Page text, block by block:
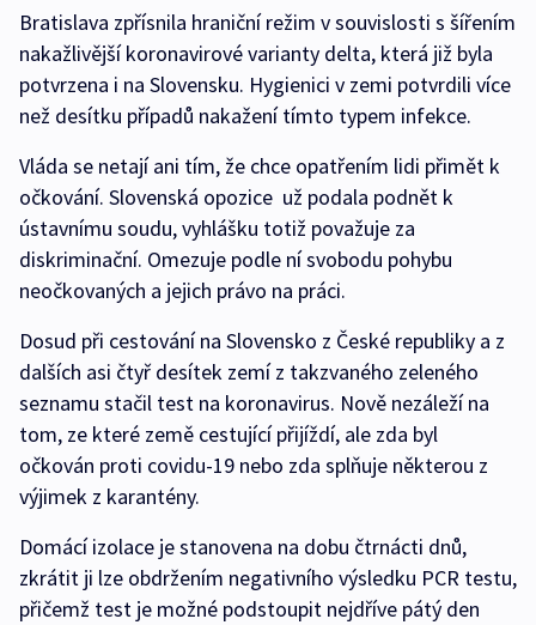
Bratislava zpřísnila hraniční režim v souvislosti s šířením
nakažlivější koronavirové varianty delta, která již byla
potvrzena i na Slovensku. Hygienici v zemi potvrdili více
než desítku případů nakažení tímto typem infekce.
Vláda se netají ani tím, že chce opatřením lidi přimět k
očkování. Slovenská opozice už podala podnět k
ústavnímu soudu, vyhlášku totiž považuje za
diskriminační. Omezuje podle ní svobodu pohybu
neočkovaných a jejich právo na práci.
Dosud při cestování na Slovensko z České republiky a z
dalších asi čtyř desítek zemí z takzvaného zeleného
seznamu stačil test na koronavirus. Nově nezáleží na
tom, ze které země cestující přijíždí, ale zda byl
očkován proti covidu-19 nebo zda splňuje některou z
výjimek z karantény.
Domácí izolace je stanovena na dobu čtrnácti dnů,
zkrátit ji lze obdržením negativního výsledku PCR testu,
přičemž test je možné podstoupit nejdříve pátý den